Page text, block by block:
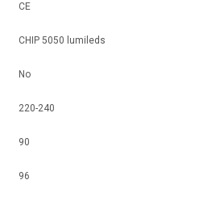
CE
CHIP 5050 lumileds
No
220-240
90
96